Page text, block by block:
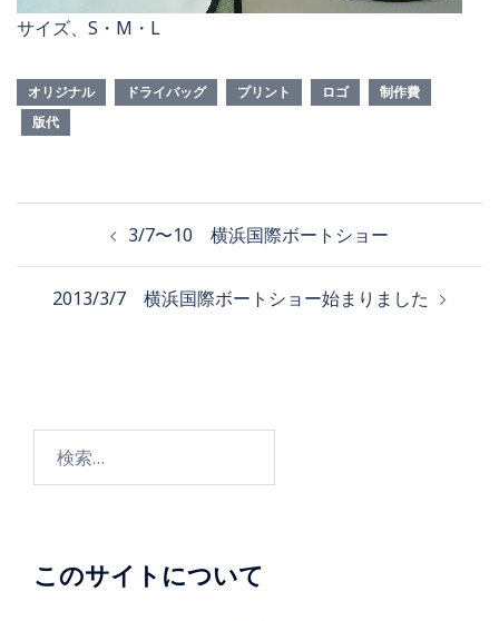
サイズ、S・M・L
オリジナル ドライバッグ プリント ロゴ
制作費
版代
3/7〜10 横浜国際ボートショー
2013/3/7 横浜国際ボートショー始まりました
このサイトについて